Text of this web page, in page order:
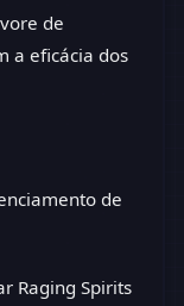
de
a eficácia dos
de
Raging Spirits